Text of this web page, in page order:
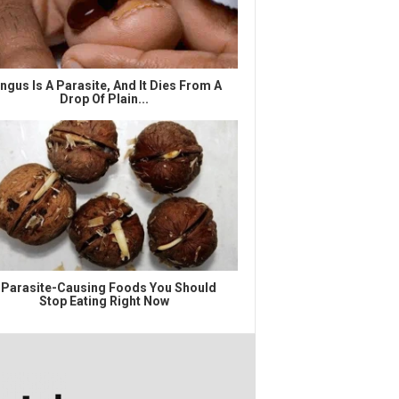
Is A Parasite, And It Dies From A
Drop Of Plain...
Causing Foods You Should
Stop Eating Right Now